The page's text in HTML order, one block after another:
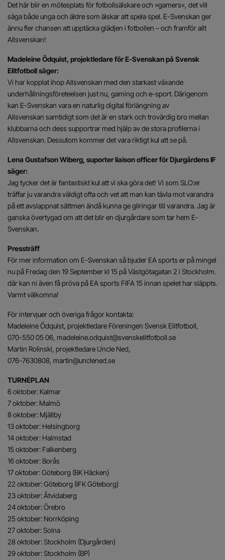
Det här blir en mötesplats för fotbollsälskare och »gamers«, det vill
säga både unga och äldre som älskar att spela spel. E-Svenskan ger
ännu fler chansen att upptäcka glädjen i fotbollen – och framför allt
Allsvenskan!
Madeleine Ödquist, projektledare för E-Svenskan på Svensk
Elitfotboll säger:
Vi har kopplat ihop Allsvenskan med den starkast växande
underhållningsföreteelsen just nu, gaming och e-sport. Därigenom
kan E-Svenskan vara en naturlig digital förlängning av
Allsvenskan samtidigt som det är en stark och trovärdig bro mellan
klubbarna och dess supportrar med hjälp av de stora profilerna i
Allsvenskan. Dessutom kommer det vara riktigt kul att se på.
Lena Gustafson Wiberg, suporter liaison officer för Djurgårdens IF
säger:
Jag tycker det är fantastiskt kul att vi ska göra det! Vi som SLO:er
träffar ju varandra väldigt ofta och vet att man kan tävla mot varandra
på ett avslappnat sättmen ändå kunna ge gliringar till varandra. Jag är
ganska övertygad om att det blir en djurgårdare som tar hem E-
Svenskan.
Pressträff
För mer information om E-Svenskan så bjuder EA sports er på mingel
nu på Fredag den 19 September kl 15 på Västgötagatan 2 i Stockholm.
där kan ni även få pröva på EA sports FIFA 15 innan spelet har släppts.
Varmt välkomna!
För intervjuer och överiga frågor kontakta:
Madeleine Ödquist, projektledare Föreningen Svensk Elitfotboll,
070-550 05 06, madeleine.odquist@svenskelitfotboll.se
Martin Rolinski, projektledare Uncle Ned,
076-7630808, martin@unclened.se
TURNÉPLAN
6 oktober: Kalmar
7 oktober: Malmö
8 oktober: Mjällby
13 oktober: Helsingborg
14 oktober: Halmstad
15 oktober: Falkenberg
16 oktober: Borås
17 oktober: Göteborg (BK Häcken)
22 oktober: Göteborg (IFK Göteborg)
23 oktober: Åtvidaberg
24 oktober: Örebro
25 oktober: Norrköping
27 oktober: Solna
28 oktober: Stockholm (Djurgården)
29 oktober: Stockholm (BP)